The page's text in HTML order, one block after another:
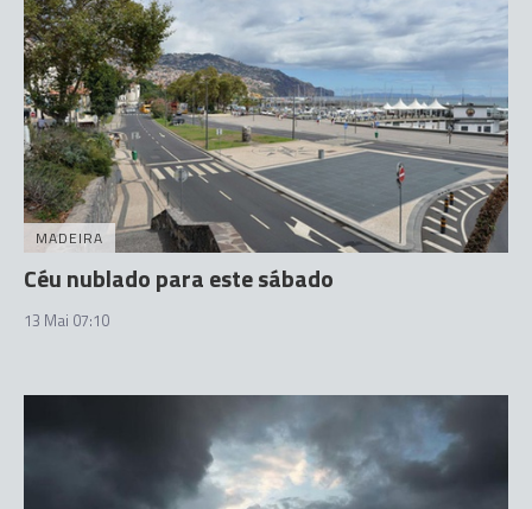
MADEIRA
Céu nublado para este sábado
13 Mai 07:10